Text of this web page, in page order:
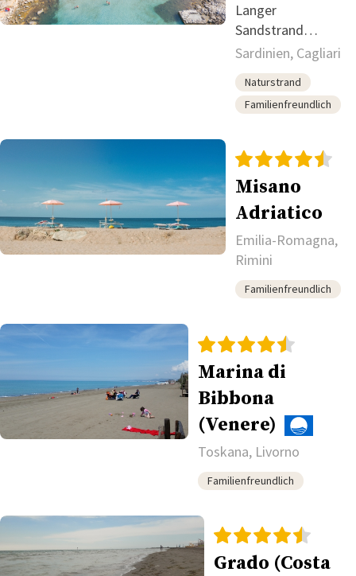
Langer
Sandstrand
zwischen Meer
und Lagune
Sardinien, Cagliari
Naturstrand
Familienfreundlich
Misano
Adriatico
Emilia-Romagna,
Rimini
Familienfreundlich
Marina di
Bibbona
(Venere)
Toskana, Livorno
Familienfreundlich
Grado (Costa